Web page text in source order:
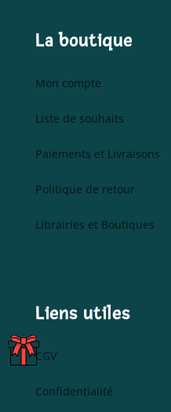
C
A
La boutique
Mon compte
Liste de souhaits
Paiements et Livraisons
Politique de retour
Librairies et Boutiques
Liens utiles
CGV
Confidentialité